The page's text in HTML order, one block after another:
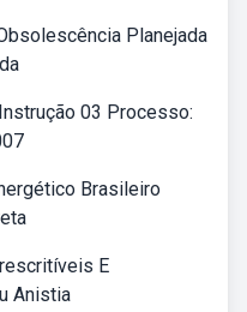
Planejada
03 Processo:
Brasileiro
E
Anistia